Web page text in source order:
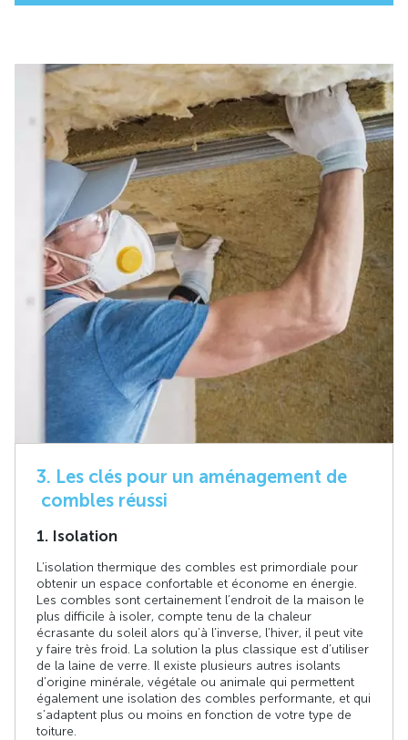
3. Les clés pour un aménagement de
combles réussi
1. Isolation
L’isolation thermique des combles est primordiale pour
obtenir un espace confortable et économe en énergie.
Les combles sont certainement l’endroit de la maison le
plus difficile à isoler, compte tenu de la chaleur
écrasante du soleil alors qu’à l’inverse, l’hiver, il peut vite
y faire très froid. La solution la plus classique est d’utiliser
de la laine de verre. Il existe plusieurs autres isolants
d’origine minérale, végétale ou animale qui permettent
également une isolation des combles performante, et qui
s’adaptent plus ou moins en fonction de votre type de
toiture.